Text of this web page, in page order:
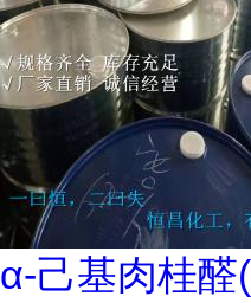
α-己基肉桂醛